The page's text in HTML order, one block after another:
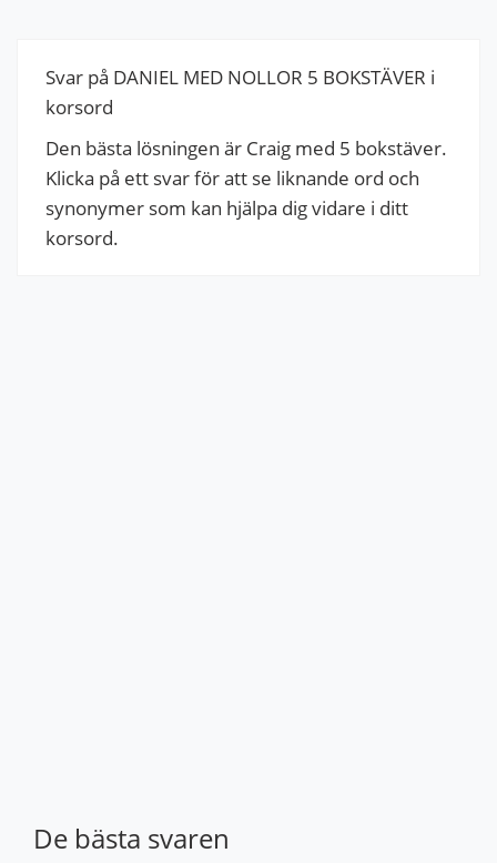
Svar på DANIEL MED NOLLOR 5 BOKSTÄVER i
korsord
Den bästa lösningen är Craig med 5 bokstäver.
Klicka på ett svar för att se liknande ord och
synonymer som kan hjälpa dig vidare i ditt
korsord.
De bästa svaren